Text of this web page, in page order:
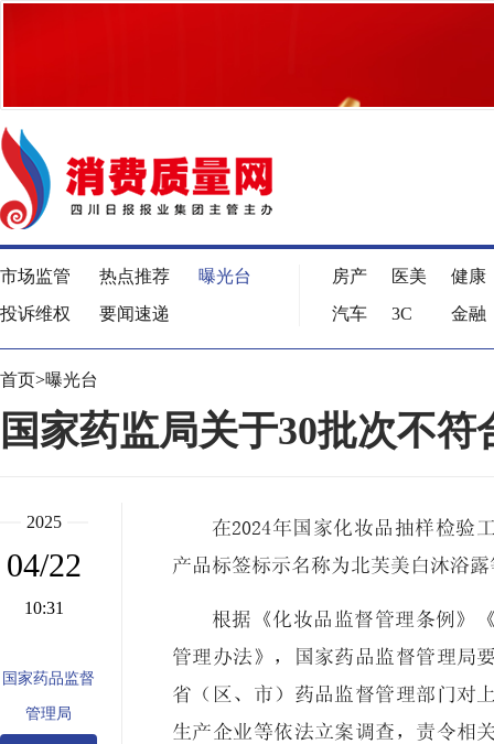
市场监管 热点推荐
曝光台
投诉维权
要闻速递
房产 医美
健康
汽车
3C 金融
首页>曝光台
国家药监局关于30批次不
2025
04/22
10:31
国家药品监督
管理局
在2024年国家化妆品抽样检验
产品标签标示名称为北芙美白沐浴
根据《化妆品监督管理条例》
管理办法》，国家药品监督管理局
省（区、市）药品监督管理部门对
生产企业等依法立案调查，责令相